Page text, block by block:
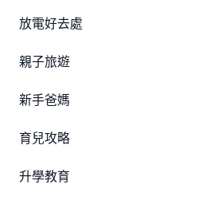
放電好去處
親子旅遊
新手爸媽
育兒攻略
升學教育